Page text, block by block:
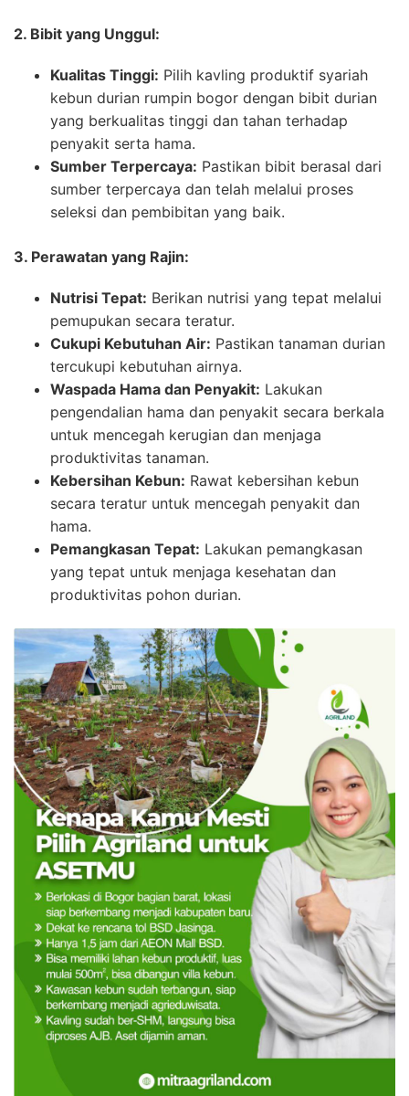
2. Bibit yang Unggul:
Kualitas Tinggi: Pilih kavling produktif syariah
kebun durian rumpin bogor dengan bibit durian
yang berkualitas tinggi dan tahan terhadap
penyakit serta hama.
Sumber Terpercaya: Pastikan bibit berasal dari
sumber terpercaya dan telah melalui proses
seleksi dan pembibitan yang baik.
3. Perawatan yang Rajin:
Nutrisi Tepat: Berikan nutrisi yang tepat melalui
pemupukan secara teratur.
Cukupi Kebutuhan Air: Pastikan tanaman durian
tercukupi kebutuhan airnya.
Waspada Hama dan Penyakit: Lakukan
pengendalian hama dan penyakit secara berkala
untuk mencegah kerugian dan menjaga
produktivitas tanaman.
Kebersihan Kebun: Rawat kebersihan kebun
secara teratur untuk mencegah penyakit dan
hama.
Pemangkasan Tepat: Lakukan pemangkasan
yang tepat untuk menjaga kesehatan dan
produktivitas pohon durian.